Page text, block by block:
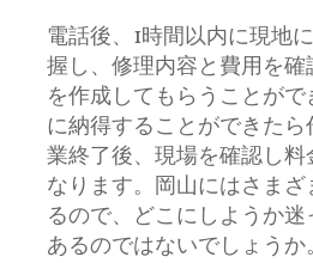
電話後、1時間以内に現地
握し、修理内容と費用を確
を作成してもらうことが
に納得することができた
業終了後、現場を確認し
なります。岡山にはさま
るので、どこにしようか
あるのではないでしょうか。